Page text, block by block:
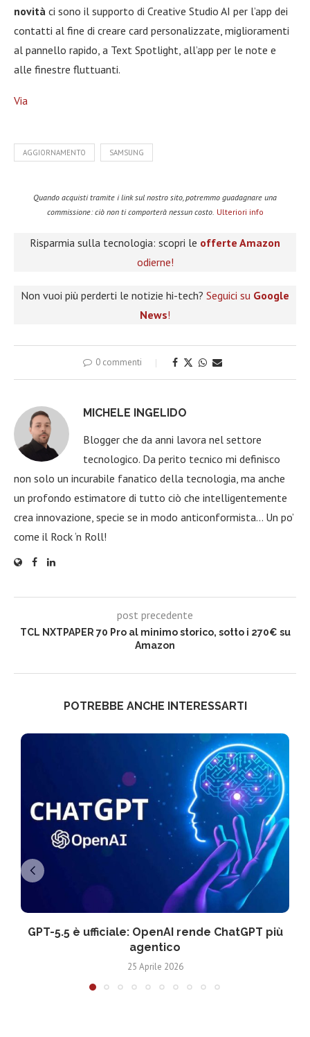
novità ci sono il supporto di Creative Studio AI per l’app dei
contatti al fine di creare card personalizzate, miglioramenti
al pannello rapido, a Text Spotlight, all’app per le note e
alle finestre fluttuanti.
Via
AGGIORNAMENTO SAMSUNG
Quando acquisti tramite i link sul nostro sito, potremmo guadagnare una
commissione: ciò non ti comporterà nessun costo. Ulteriori info
Risparmia sulla tecnologia: scopri le offerte Amazon
odierne!
Non vuoi più perderti le notizie hi-tech? Seguici su Google
News!
0 commenti
MICHELE INGELIDO
Blogger che da anni lavora nel settore
tecnologico. Da perito tecnico mi definisco
non solo un incurabile fanatico della tecnologia, ma anche
un profondo estimatore di tutto ciò che intelligentemente
crea innovazione, specie se in modo anticonformista… Un po’
come il Rock ‘n Roll!
post precedente
TCL NXTPAPER 70 Pro al minimo storico, sotto i 270€ su
Amazon
POTREBBE ANCHE INTERESSARTI
GPT-5.5 è ufficiale: OpenAI rende ChatGPT più
agentico
25 Aprile 2026